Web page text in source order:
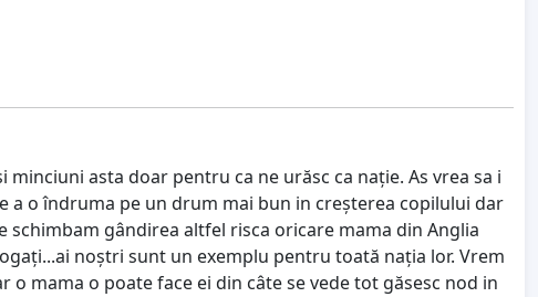
asta doar pentru ca ne urăsc ca nație. As vrea sa i
a o îndruma pe un drum mai bun in creșterea copilului dar
schimbam gândirea altfel risca oricare mama din Anglia
noștri sunt un exemplu pentru toată nația lor. Vrem
mama o poate face ei din câte se vede tot găsesc nod in